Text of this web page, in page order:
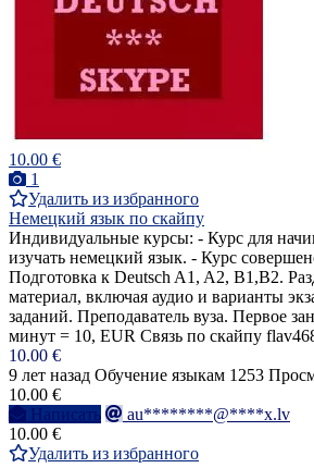
10.00 €
1
Удалить из избранного
Немецкий язык по скайпу
Индивидуальные курсы: - Курс для
изучать немецкий язык. - Курс
Подготовка к Deutsch A1, A2, B1,B2.
материал, включая аудио и варианты
заданий. Преподаватель вуза. Первое
минут = 10, EUR Связь по скайпу
10.00 €
9 лет назад Обучение языкам 1253
10.00 €
Написать
au********@****x.lv
10.00 €
Удалить из избранного